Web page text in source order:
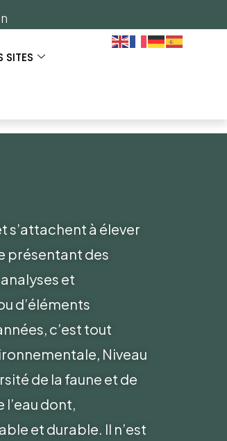
SITES
s’attachent à élever
présentant des
et
d’éléments
c’est tout
Niveau
de la faune et de
dont,
et durable. Il n’est